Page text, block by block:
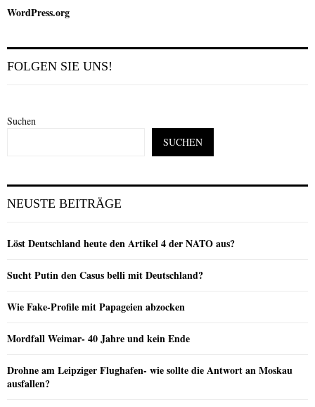
WordPress.org
FOLGEN SIE UNS!
Suchen
SUCHEN
NEUSTE BEITRÄGE
Löst Deutschland heute den Artikel 4 der NATO aus?
Sucht Putin den Casus belli mit Deutschland?
Wie Fake-Profile mit Papageien abzocken
Mordfall Weimar- 40 Jahre und kein Ende
Drohne am Leipziger Flughafen- wie sollte die Antwort an Moskau
ausfallen?